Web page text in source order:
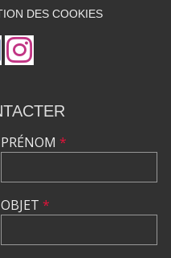
DES COOKIES
PRÉNOM *
OBJET *